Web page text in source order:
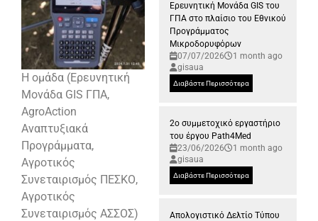
Η ομάδα (Ερευνητική
Μονάδα GIS ΓΠΑ,
AgroAction
Αναπτυξιακά
Προγράμματα,
Αγροτικός
Συνεταιρισμός ΠΕΣΚΟ,
Αγροτικός
Συνεταιρισμός ΑΣΣΟΣ)
Ερευνητική Μονάδα GIS του
ΓΠΑ στο πλαίσιο του Εθνικού
Προγράμματος
Μικροδορυφόρων
07/07/2026
1 month ago
gisaua
Διαβάστε Περισσότερα
2ο συμμετοχικό εργαστήριο
του έργου Path4Med
23/06/2026
1 month ago
gisaua
Διαβάστε Περισσότερα
Απολογιστικό Δελτίο Τύπου